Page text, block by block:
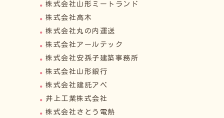
株式会社山形ミートランド
株式会社高木
株式会社丸の内運送
株式会社アールテック
株式会社安孫子建築事務所
株式会社山形銀行
株式会社建託アベ
井上工業株式会社
株式会社さとう電熱